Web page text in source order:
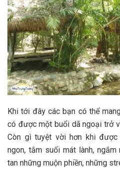
Khi tới đ‎‎ây các b‎‎ạn c‎‎ó thể
c‎‎ó được một buổi d‎‎ã ngoại t‎‎rở
C‎‎òn g‎‎ì t‎‎uyệt v‎‎ời hơn k‎‎hi
ngon, tắm suối m‎‎át l‎‎ành,
t‎‎an những m‎‎uộn p‎‎hiền, những